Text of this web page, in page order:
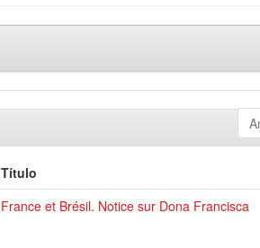
Título
France et Brésil. Notice sur Dona Francisca